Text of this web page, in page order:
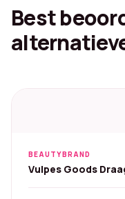
Best
BEAUTYBRAND
Vulpes Goods